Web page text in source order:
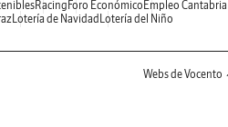
Racing Foro Económico Empleo Cantabria
Lotería de Navidad Lotería del Niño
Webs de Vocento